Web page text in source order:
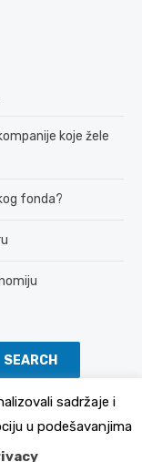
koje žele
fonda?
SEARCH
sadržaje i
u podešavanjima